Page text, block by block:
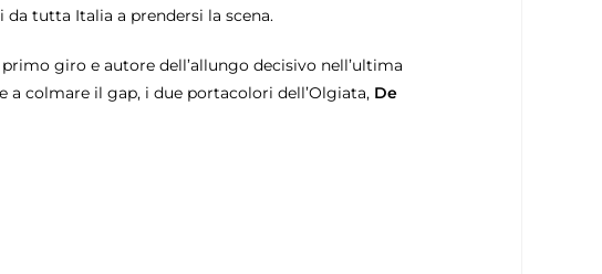
tutta Italia a prendersi la scena.
giro e autore dell’allungo decisivo nell’ultima
a colmare il gap, i due portacolori dell’Olgiata, De